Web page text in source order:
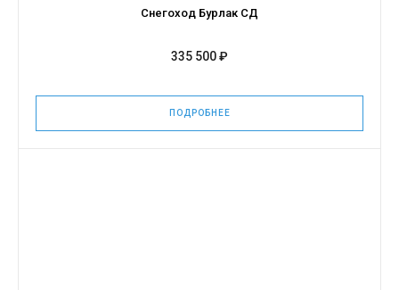
Снегоход Бурлак СД
335 500 ₽
ПОДРОБНЕЕ